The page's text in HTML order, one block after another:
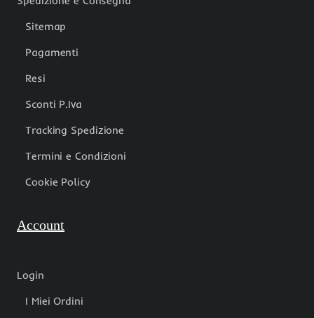
Sitemap
Pagamenti
Resi
Sconti P.Iva
Tracking Spedizione
Termini e Condizioni
Cookie Policy
Account
Login
I Miei Ordini